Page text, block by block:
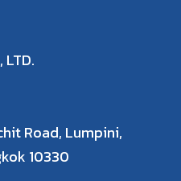
LTD.
Road, Lumpini,
10330